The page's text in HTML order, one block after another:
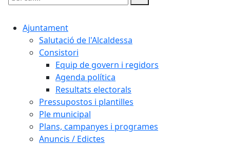
Cercar:
Ajuntament
Salutació de l'Alcaldessa
Consistori
Equip de govern i regidors
Agenda política
Resultats electorals
Pressupostos i plantilles
Ple municipal
Plans, campanyes i programes
Anuncis / Edictes